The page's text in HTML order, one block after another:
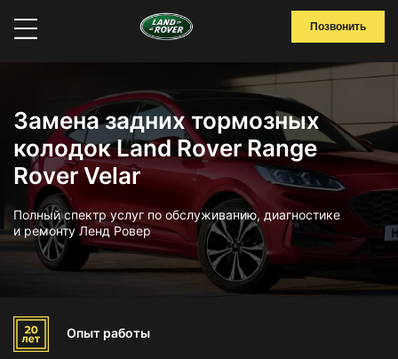
Позвонить
Замена задних тормозных
колодок Land Rover Range
Rover Velar
Полный спектр услуг по обслуживанию, диагностике
и ремонту Ленд Ровер
Опыт работы